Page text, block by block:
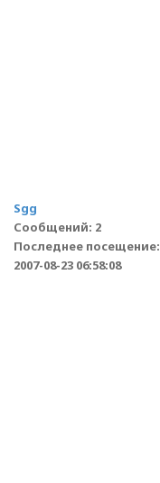
Sgg
Сообщений: 2
Последнее посещение:
2007-08-23 06:58:08